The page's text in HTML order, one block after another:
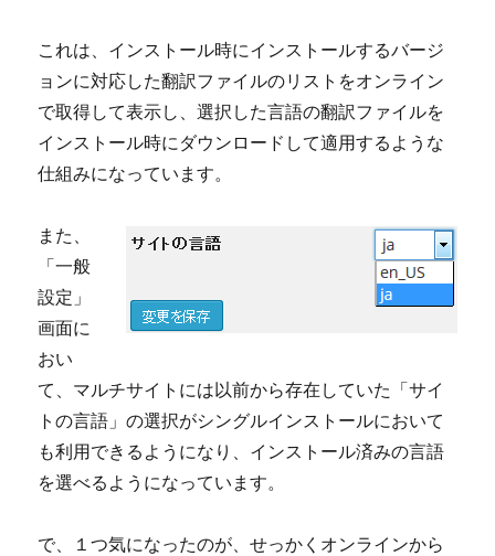
これは、インストール時にインストールするバージ
ョンに対応した翻訳ファイルのリストをオンライン
で取得して表示し、選択した言語の翻訳ファイルを
インストール時にダウンロードして適用するような
仕組みになっています。
また、
「一般
設定」
画面に
おい
て、マルチサイトには以前から存在していた「サイ
トの言語」の選択がシングルインストールにおいて
も利用できるようになり、インストール済みの言語
を選べるようになっています。
で、１つ気になったのが、せっかくオンラインから